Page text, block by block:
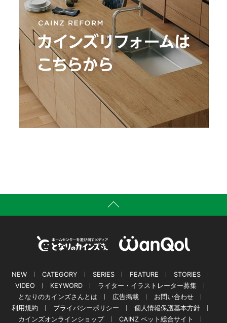
NEW CATEGORY SERIES FEATURE
STORIES
VIDEO
KEYWORD
ライター・イラストレーター募集
となりのカインズさんとは
広告掲載
お問い合わせ
利用規約
プライバシーポリシー
個人情報保護基本方針
カインズオンラインショップ
CAINZ ペット総合サイト